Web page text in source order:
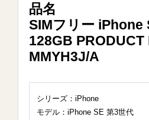
品名
SIMフリー iPhone
128GB PRODUCT
MMYH3J/A
シリーズ：iPhone
モデル：iPhone SE 第3世代